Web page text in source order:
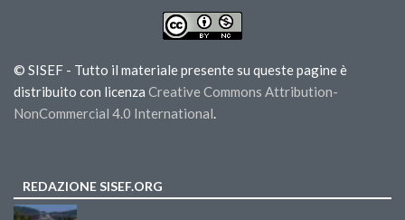
© SISEF - Tutto il materiale presente su queste pagine è
distribuito con licenza Creative Commons Attribution-
NonCommercial 4.0 International.
REDAZIONE SISEF.ORG